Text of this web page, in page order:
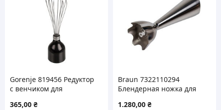
Gorenje 819456 Редуктор
с венчиком для
365,00 ₴
Braun 7322110294
Блендерная ножка для
1.280,00 ₴